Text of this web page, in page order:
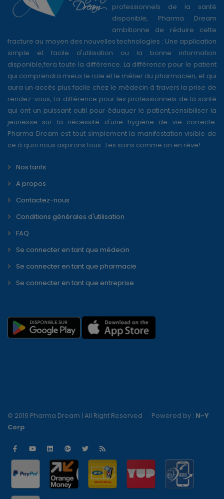
professionnels de la santé
disponible, Pharma Dream
ambitionne de réduire cette
fracture au moyen des nouvelles technologies : Une application
simple et facile d'utilisation ou la bonne information
disponible,fera toute la différence. La différence pour le patient
qui comprendra mieux le role et le métier du pharmacien, et qui
aura un accès plus facile chez le médecin à travers la prise de
rendez-vous, La différence pour les professionnels de la santé
qui ont un puissant outil pour éduquer le patient,sensibiliser la
jeunesse sur la nécessité d'une hygiène de vie correcte.
Pharma Dream est tout simplement la manifestation visible de
ce à quoi nous aspirons tous...Les soins comme on en rêve!
Nos tarifs
A propos
Contactez-nous
Conditions générales d'utilisation
FAQ
Se connecter en tant que médecin
Se connecter en tant que pharmacie
Se connecter en tant que entreprise
© 2019 Pharma Dream | All Right Reserved Powered by : N-Y
Corp